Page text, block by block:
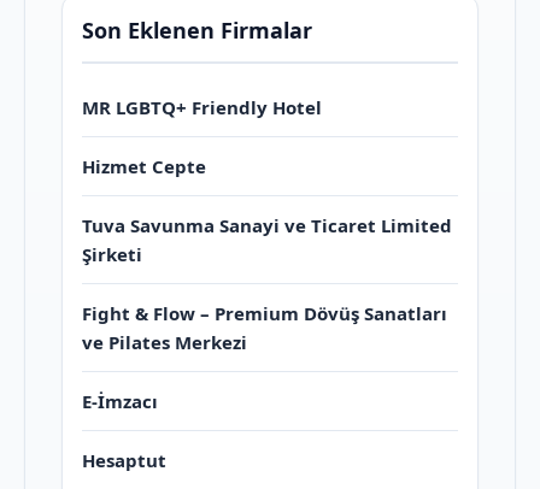
Son Eklenen Firmalar
MR LGBTQ+ Friendly Hotel
Hizmet Cepte
Tuva Savunma Sanayi ve Ticaret Limited
Şirketi
Fight & Flow – Premium Dövüş Sanatları
ve Pilates Merkezi
E-İmzacı
Hesaptut